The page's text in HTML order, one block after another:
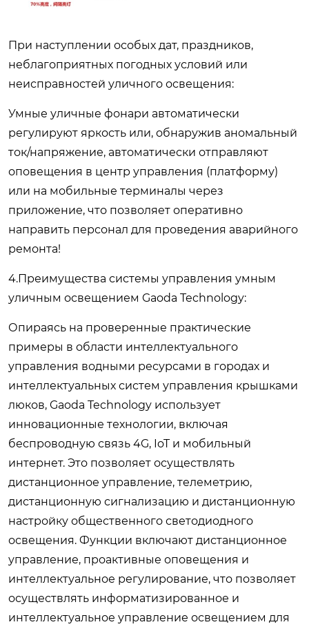
При наступлении особых дат, праздников,
неблагоприятных погодных условий или
неисправностей уличного освещения:
Умные уличные фонари автоматически
регулируют яркость или, обнаружив аномальный
ток/напряжение, автоматически отправляют
оповещения в центр управления (платформу)
или на мобильные терминалы через
приложение, что позволяет оперативно
направить персонал для проведения аварийного
ремонта!
4.Преимущества системы управления умным
уличным освещением Gaoda Technology:
Опираясь на проверенные практические
примеры в области интеллектуального
управления водными ресурсами в городах и
интеллектуальных систем управления крышками
люков, Gaoda Technology использует
инновационные технологии, включая
беспроводную связь 4G, IoT и мобильный
интернет. Это позволяет осуществлять
дистанционное управление, телеметрию,
дистанционную сигнализацию и дистанционную
настройку общественного светодиодного
освещения. Функции включают дистанционное
управление, проактивные оповещения и
интеллектуальное регулирование, что позволяет
осуществлять информатизированное и
интеллектуальное управление освещением для